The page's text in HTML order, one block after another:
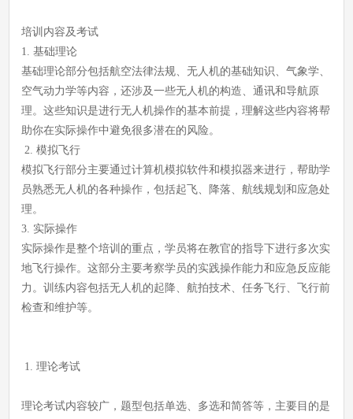
培训内容及考试
1. 基础理论
基础理论部分包括航空法律法规、无人机的基础知识、气象学、
空气动力学等内容，还涉及一些无人机的构造、通讯和导航原
理。这些知识是进行无人机操作的基本前提，理解这些内容将帮
助你在实际操作中避免很多潜在的风险。
2. 模拟飞行
模拟飞行部分主要通过计算机模拟软件和模拟器来进行，帮助学
员熟悉无人机的各种操作，包括起飞、降落、航线规划和应急处
理。
3. 实际操作
实际操作是整个培训的重点，学员将在教官的指导下进行多次实
地飞行操作。这部分主要考察学员的实践操作能力和应急反应能
力。训练内容包括无人机的起降、航拍技术、任务飞行、飞行前
检查和维护等。
1. 理论考试
理论考试内容较广，题型包括单选、多选和简答等，主要目的是